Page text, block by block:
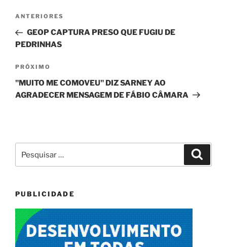
Navegação
Post
Post
anterior
ANTERIORES
GEOP CAPTURA PRESO QUE FUGIU DE
PEDRINHAS
Próximo
post
PRÓXIMO
"MUITO ME COMOVEU" DIZ SARNEY AO
AGRADECER MENSAGEM DE FÁBIO CÂMARA
por:
PUBLICIDADE